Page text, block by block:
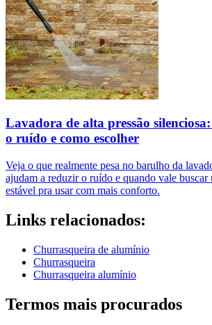
Lavadora de alta pressão
o ruído e como escolher
Veja o que realmente pesa no barulho da
ajudam a reduzir o ruído e quando vale buscar
estável pra usar com mais conforto.
Links relacionados:
Churrasqueira de alumínio
Churrasqueira
Churrasqueira alumínio
Termos mais procurados